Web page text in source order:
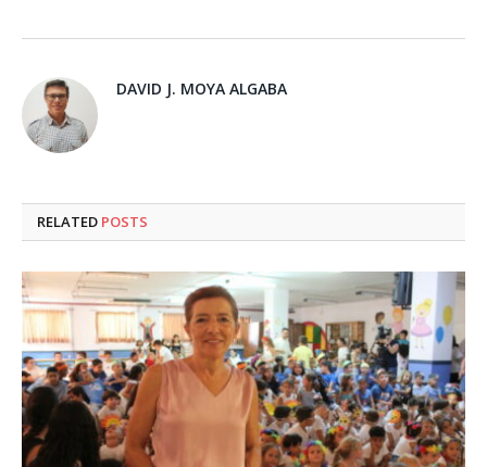
DAVID J. MOYA ALGABA
RELATED POSTS